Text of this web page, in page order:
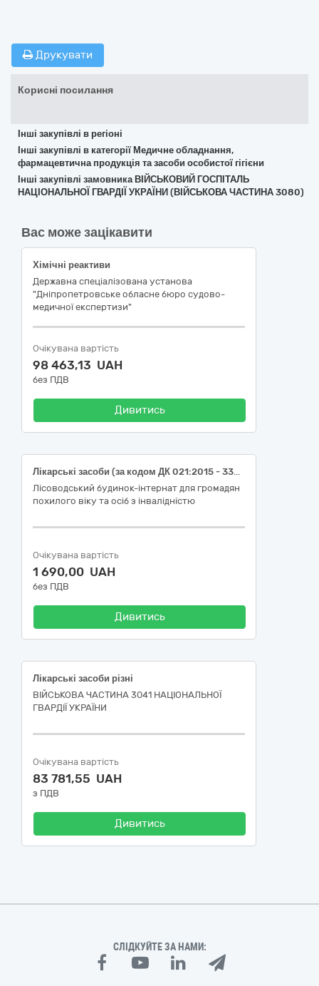
Друкувати
Корисні посилання
Інші закупівлі в регіоні
Інші закупівлі в категорії Медичне обладнання,
фармацевтична продукція та засоби особистої гігієни
Інші закупівлі замовника ВІЙСЬКОВИЙ ГОСПІТАЛЬ
НАЦІОНАЛЬНОЇ ГВАРДІЇ УКРАЇНИ (ВІЙСЬКОВА ЧАСТИНА 3080)
Вас може зацікавити
Хімічні реактиви
Державна спеціалізована установа
"Дніпропетровське обласне бюро судово-
медичної експертизи"
Очікувана вартість
98 463,13 UAH
без ПДВ
Дивитись
Лікарські засоби (за кодом ДК 021:2015 - 33600000-6 Фармацевтична продукція)
Лісоводський будинок-інтернат для громадян
похилого віку та осіб з інвалідністю
Очікувана вартість
1 690,00 UAH
без ПДВ
Дивитись
Лікарські засоби різні
ВІЙСЬКОВА ЧАСТИНА 3041 НАЦІОНАЛЬНОЇ
ГВАРДІЇ УКРАЇНИ
Очікувана вартість
83 781,55 UAH
з ПДВ
Дивитись
СЛІДКУЙТЕ ЗА НАМИ: